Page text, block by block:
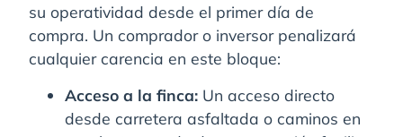
su operatividad desde el primer día de
compra. Un comprador o inversor penalizará
cualquier carencia en este bloque:
Acceso a la finca: Un acceso directo
desde carretera asfaltada o caminos en